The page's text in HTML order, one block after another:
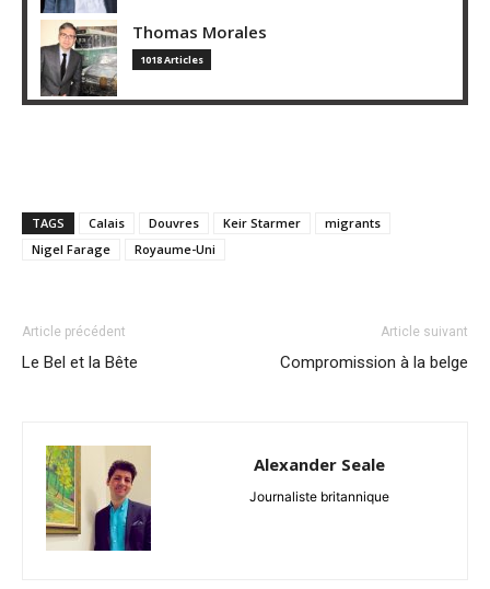
Thomas Morales
1018 Articles
TAGS Calais Douvres Keir Starmer
migrants
Nigel Farage
Royaume-Uni
Article précédent
Le Bel et la Bête
Article suivant
Compromission à la belge
Alexander Seale
Journaliste britannique